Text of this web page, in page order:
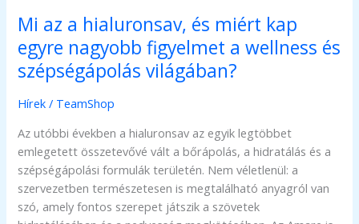
Mi az a hialuronsav, és miért kap
egyre nagyobb figyelmet a wellness és
szépségápolás világában?
Hírek / TeamShop
Az utóbbi években a hialuronsav az egyik legtöbbet
emlegetett összetevővé vált a bőrápolás, a hidratálás és a
szépségápolási formulák területén. Nem véletlenül: a
szervezetben természetesen is megtalálható anyagról van
szó, amely fontos szerepet játszik a szövetek